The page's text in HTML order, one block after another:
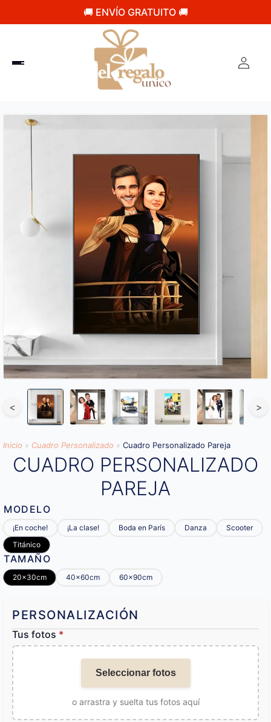
🚚 ENVÍO GRATUITO 🚚
< >
Inicio » Cuadro Personalizado » Cuadro Personalizado Pareja
CUADRO PERSONALIZADO
PAREJA
MODELO
¡En coche! ¡La clase! Boda en París Danza
Scooter
Titánico
TAMAÑO
20x30cm 40x60cm 60x90cm
PERSONALIZACIÓN
Tus fotos *
Seleccionar fotos
o arrastra y suelta tus fotos aquí